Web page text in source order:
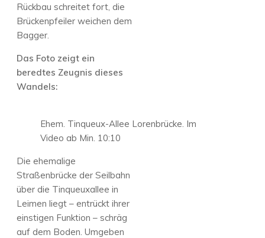
Rückbau schreitet fort, die
Brückenpfeiler weichen dem
Bagger.
Das Foto zeigt ein
beredtes Zeugnis dieses
Wandels:
Ehem. Tinqueux-Allee Lorenbrücke. Im
Video ab Min. 10:10
Die ehemalige
Straßenbrücke der Seilbahn
über die Tinqueuxallee in
Leimen liegt – entrückt ihrer
einstigen Funktion – schräg
auf dem Boden. Umgeben